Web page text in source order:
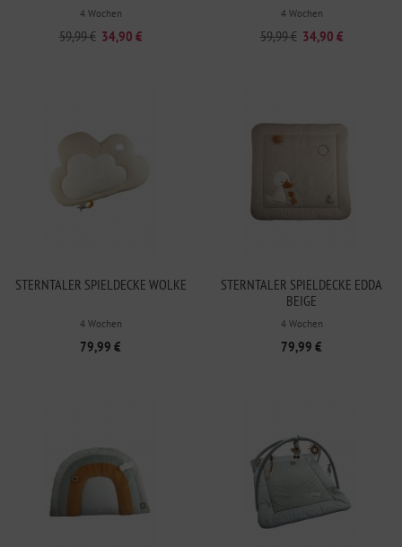
4 Wochen
59,99 € 34,90 €
4 Wochen
59,99 € 34,90 €
STERNTALER SPIELDECKE WOLKE
4 Wochen
79,99 €
STERNTALER SPIELDECKE EDDA
BEIGE
4 Wochen
79,99 €